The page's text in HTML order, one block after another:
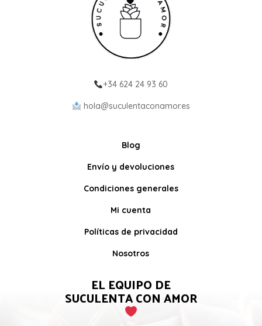
+34 624 24 93 60
hola@suculentaconamor.es
Blog
Envío y devoluciones
Condiciones generales
Mi cuenta
Políticas de privacidad
Nosotros
EL EQUIPO DE
SUCULENTA CON AMOR